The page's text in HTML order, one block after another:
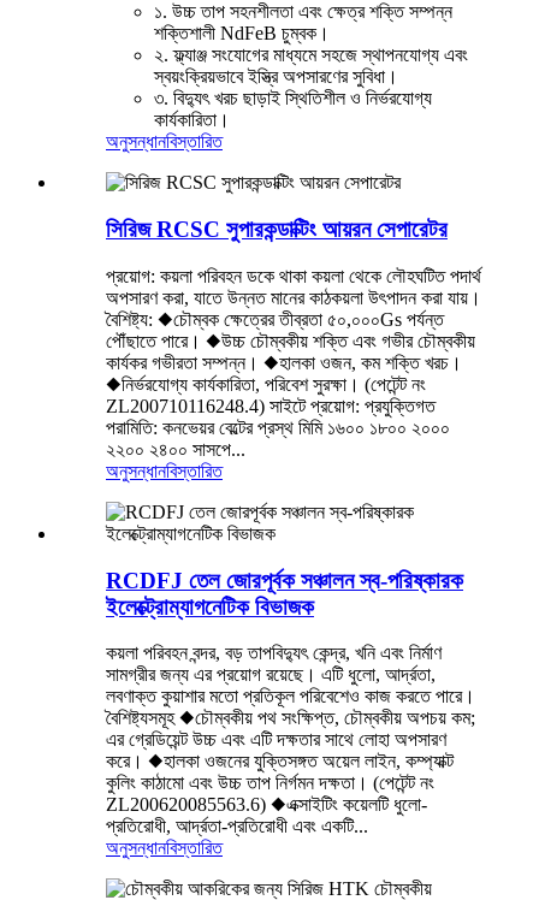
১. উচ্চ তাপ সহনশীলতা এবং ক্ষেত্র শক্তি সম্পন্ন
শক্তিশালী NdFeB চুম্বক।
২. ফ্ল্যাঞ্জ সংযোগের মাধ্যমে সহজে স্থাপনযোগ্য এবং
স্বয়ংক্রিয়ভাবে ইস্ত্রি অপসারণের সুবিধা।
৩. বিদ্যুৎ খরচ ছাড়াই স্থিতিশীল ও নির্ভরযোগ্য
কার্যকারিতা।
অনুসন্ধানবিস্তারিত
সিরিজ RCSC সুপারকন্ডাক্টিং আয়রন সেপারেটর
প্রয়োগ: কয়লা পরিবহন ডকে থাকা কয়লা থেকে লৌহঘটিত পদার্থ
অপসারণ করা, যাতে উন্নত মানের কাঠকয়লা উৎপাদন করা যায়।
বৈশিষ্ট্য: ◆চৌম্বক ক্ষেত্রের তীব্রতা ৫০,০০০Gs পর্যন্ত
পৌঁছাতে পারে। ◆উচ্চ চৌম্বকীয় শক্তি এবং গভীর চৌম্বকীয়
কার্যকর গভীরতা সম্পন্ন। ◆হালকা ওজন, কম শক্তি খরচ।
◆নির্ভরযোগ্য কার্যকারিতা, পরিবেশ সুরক্ষা। (পেটেন্ট নং
ZL200710116248.4) সাইটে প্রয়োগ: প্রযুক্তিগত
পরামিতি: কনভেয়র বেল্টের প্রস্থ মিমি ১৬০০ ১৮০০ ২০০০
২২০০ ২৪০০ সাসপে...
অনুসন্ধানবিস্তারিত
RCDFJ তেল জোরপূর্বক সঞ্চালন স্ব-পরিষ্কারক
ইলেক্ট্রোম্যাগনেটিক বিভাজক
কয়লা পরিবহন বন্দর, বড় তাপবিদ্যুৎ কেন্দ্র, খনি এবং নির্মাণ
সামগ্রীর জন্য এর প্রয়োগ রয়েছে। এটি ধুলো, আর্দ্রতা,
লবণাক্ত কুয়াশার মতো প্রতিকূল পরিবেশেও কাজ করতে পারে।
বৈশিষ্ট্যসমূহ ◆চৌম্বকীয় পথ সংক্ষিপ্ত, চৌম্বকীয় অপচয় কম;
এর গ্রেডিয়েন্ট উচ্চ এবং এটি দক্ষতার সাথে লোহা অপসারণ
করে। ◆হালকা ওজনের যুক্তিসঙ্গত অয়েল লাইন, কম্প্যাক্ট
কুলিং কাঠামো এবং উচ্চ তাপ নির্গমন দক্ষতা। (পেটেন্ট নং
ZL200620085563.6) ◆এক্সাইটিং কয়েলটি ধুলো-
প্রতিরোধী, আর্দ্রতা-প্রতিরোধী এবং একটি...
অনুসন্ধানবিস্তারিত